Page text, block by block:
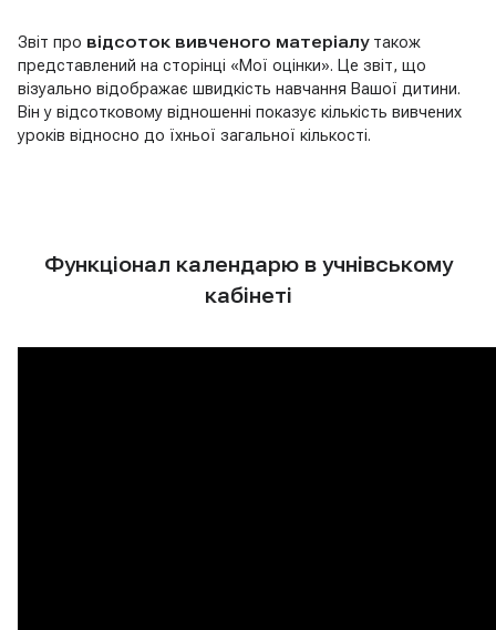
Звіт про відсоток вивченого матеріалутакож
представлений на сторінці «Мої оцінки». Це звіт, що
візуально відображає швидкість навчання Вашої дитини.
Він у відсотковому відношенні показує кількість вивчених
уроків відносно до їхньої загальної кількості.
Функціонал календарю в учнівському
кабінеті